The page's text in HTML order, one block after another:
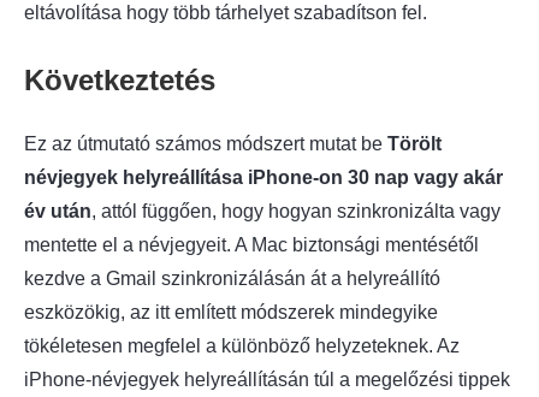
eltávolítása hogy több tárhelyet szabadítson fel.
Következtetés
Ez az útmutató számos módszert mutat be Törölt
névjegyek helyreállítása iPhone-on 30 nap vagy akár
év után, attól függően, hogy hogyan szinkronizálta vagy
mentette el a névjegyeit. A Mac biztonsági mentésétől
kezdve a Gmail szinkronizálásán át a helyreállító
eszközökig, az itt említett módszerek mindegyike
tökéletesen megfelel a különböző helyzeteknek. Az
iPhone-névjegyek helyreállításán túl a megelőzési tippek